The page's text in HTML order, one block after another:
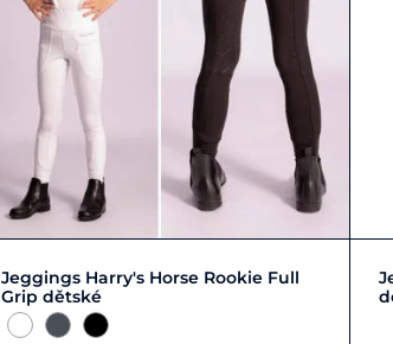
116 128 140 152 + 1
Jeggings Harry's Horse Rookie Full
Grip dětské